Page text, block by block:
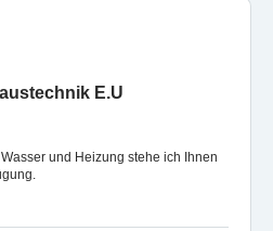
E.U
und Heizung stehe ich Ihnen